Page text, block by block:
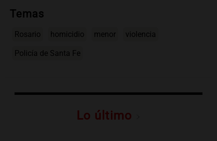
Temas
Rosario homicidio menor violencia
Policía de Santa Fe
Lo último